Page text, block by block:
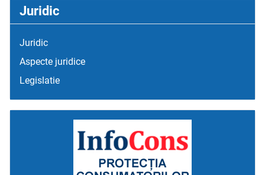
Juridic
Juridic
Aspecte juridice
Legislatie